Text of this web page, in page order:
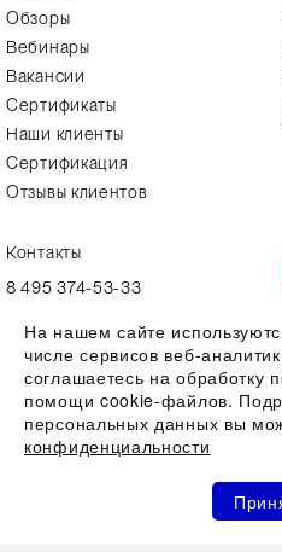
Избранное
Обзоры
Вебинары
Вакансии
Сертификаты
Наши клиенты
Сертификация
Отзывы клиентов
Контакты
8 495 374-53-33
Вся представленная на сайте
характеристик, наличия на складе,
информационный характер и ни при
публичной офертой, определяемой
Гражданского кодекса РФ
Все права защищены 2026 ©
7731644966 | ОГРН 1107746123121
На нашем сайте
числе сервисов веб-
соглашаетесь на обработку
помощи cookie-файлов.
персональных данных вы
конфиденциальности